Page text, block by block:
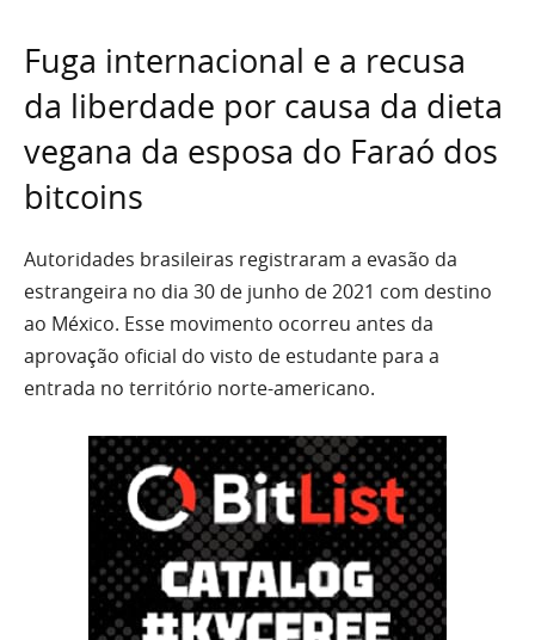
Fuga internacional e a recusa
da liberdade por causa da dieta
vegana da esposa do Faraó dos
bitcoins
Autoridades brasileiras registraram a evasão da
estrangeira no dia 30 de junho de 2021 com destino
ao México. Esse movimento ocorreu antes da
aprovação oficial do visto de estudante para a
entrada no território norte-americano.